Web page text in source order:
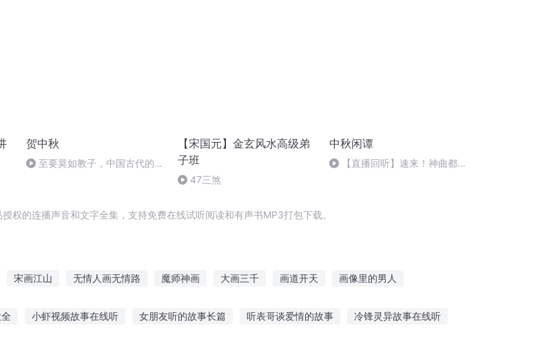
贺中秋
至要莫如教子，中国古代的家
【宋国元】金玄风水高级弟
子班
47三煞
中秋闲谭
【直播回听】速来！神曲都会
权的连播声音和文字全集，支持免费在线试听阅读和有声书MP3打包下载。
宋画江山 无情人画无情路 魔师神画 大画三千 画道开天 画像里的男人
小虾视频故事在线听 女朋友听的故事长篇 听表哥谈爱情的故事 冷锋灵异故事在线听